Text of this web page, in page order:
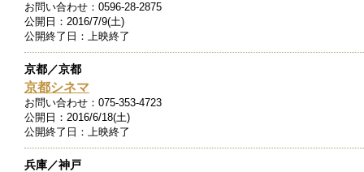
お問い合わせ： 0596-28-2875
公開日： 2016/7/9(土)
公開終了日： 上映終了
京都／京都
京都シネマ
お問い合わせ： 075-353-4723
公開日： 2016/6/18(土)
公開終了日： 上映終了
兵庫／神戸